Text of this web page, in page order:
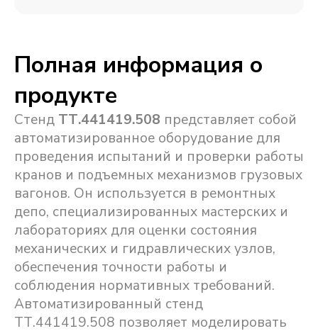
Полная информация о
продукте
Стенд ТТ.441419.508 представляет собой
автоматизированное оборудование для
проведения испытаний и проверки работы
кранов и подъемных механизмов грузовых
вагонов. Он используется в ремонтных
депо, специализированных мастерских и
лабораториях для оценки состояния
механических и гидравлических узлов,
обеспечения точности работы и
соблюдения нормативных требований.
Автоматизированный стенд
ТТ.441419.508 позволяет моделировать